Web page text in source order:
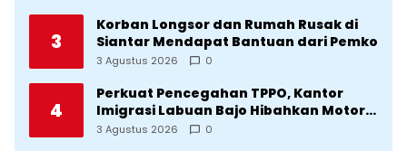
3
Korban Longsor dan Rumah Rusak di
Siantar Mendapat Bantuan dari Pemko
3 Agustus 2026 0
4
Perkuat Pencegahan TPPO, Kantor
Imigrasi Labuan Bajo Hibahkan Motor
Operasional ke Lima Desa di
3 Agustus 2026 0